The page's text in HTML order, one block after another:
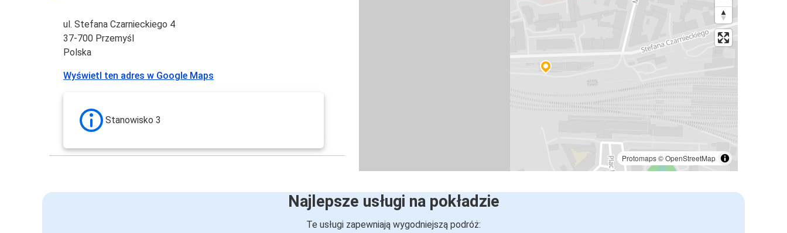
Protomaps©OpenStreetMap
ul. Stefana Czarnieckiego 4
37-700 Przemyśl
Polska
Wyświetl ten adres w Google Maps
Stanowisko 3
Najlepsze usługi na pokładzie
Te usługi zapewniają wygodniejszą podróż: